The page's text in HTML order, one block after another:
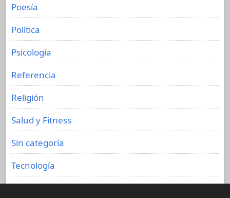
Poesía
Política
Psicología
Referencia
Religión
Salud y Fitness
Sin categoría
Tecnología